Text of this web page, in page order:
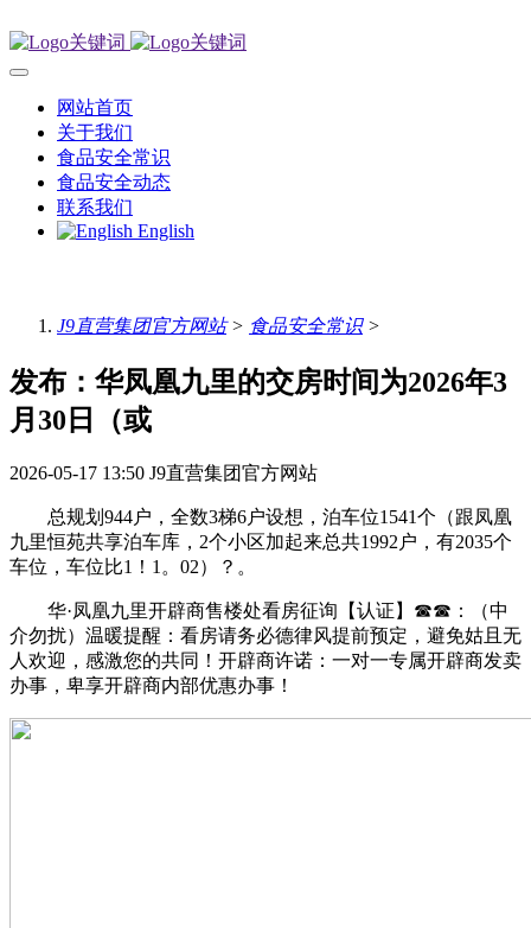
网站首页
关于我们
食品安全常识
食品安全动态
联系我们
English
J9直营集团官方网站> 食品安全常识>
发布：华凤凰九里的交房时间为2026年3
月30日（或
2026-05-17 13:50 J9直营集团官方网站
总规划944户，全数3梯6户设想，泊车位1541个（跟凤凰
九里恒苑共享泊车库，2个小区加起来总共1992户，有2035个
车位，车位比1！1。02）？。
华·凤凰九里开辟商售楼处看房征询【认证】☎☎：（中
介勿扰）温暖提醒：看房请务必德律风提前预定，避免姑且无
人欢迎，感激您的共同！开辟商许诺：一对一专属开辟商发卖
办事，卑享开辟商内部优惠办事！